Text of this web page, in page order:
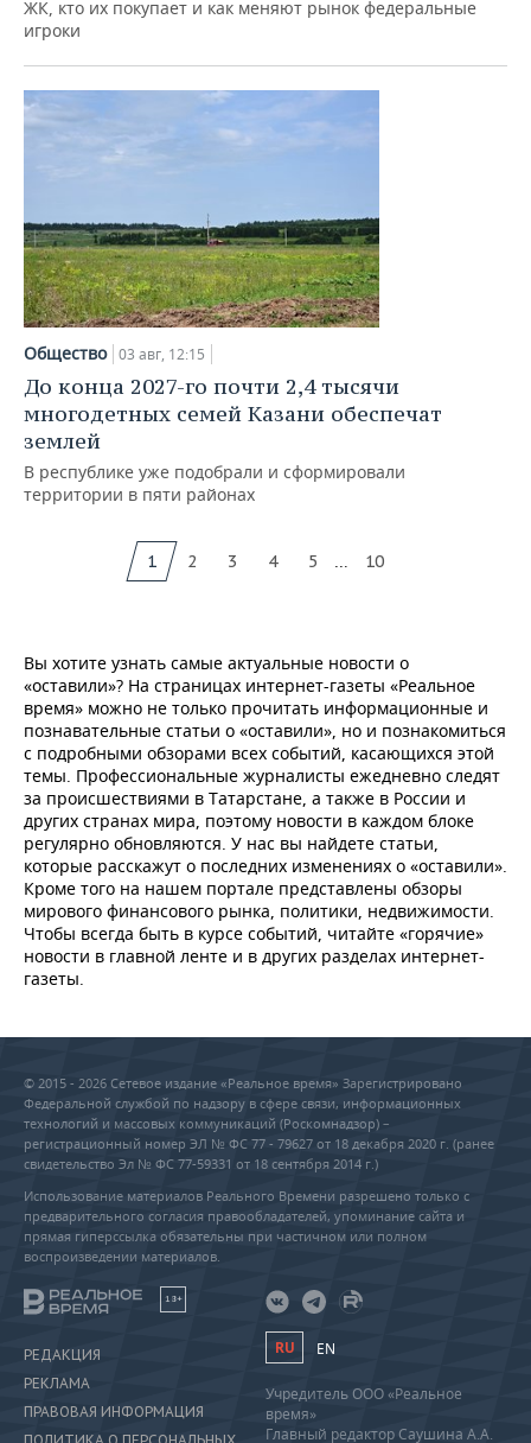
ЖК, кто их покупает и как меняют рынок федеральные
игроки
Общество 03 авг, 12:15
До конца 2027-го почти 2,4 тысячи
многодетных семей Казани обеспечат
землей
В республике уже подобрали и сформировали
территории в пяти районах
1 2 3 4 5 ... 10
Вы хотите узнать самые актуальные новости о
«оставили»? На страницах интернет-газеты «Реальное
время» можно не только прочитать информационные и
познавательные статьи о «оставили», но и познакомиться
с подробными обзорами всех событий, касающихся этой
темы. Профессиональные журналисты ежедневно следят
за происшествиями в Татарстане, а также в России и
других странах мира, поэтому новости в каждом блоке
регулярно обновляются. У нас вы найдете статьи,
которые расскажут о последних изменениях о «оставили».
Кроме того на нашем портале представлены обзоры
мирового финансового рынка, политики, недвижимости.
Чтобы всегда быть в курсе событий, читайте «горячие»
новости в главной ленте и в других разделах интернет-
газеты.
© 2015 - 2026 Сетевое издание «Реальное время» Зарегистрировано
Федеральной службой по надзору в сфере связи, информационных
технологий и массовых коммуникаций (Роскомнадзор) –
регистрационный номер ЭЛ № ФС 77 - 79627 от 18 декабря 2020 г. (ранее
свидетельство Эл № ФС 77-59331 от 18 сентября 2014 г.)
Использование материалов Реального Времени разрешено только с
предварительного согласия правообладателей, упоминание сайта и
прямая гиперссылка обязательны при частичном или полном
воспроизведении материалов.
18+
РЕДАКЦИЯ
РЕКЛАМА
ПРАВОВАЯ ИНФОРМАЦИЯ
RU EN
Учредитель ООО «Реальное
время»
Главный редактор Саушина А.А.